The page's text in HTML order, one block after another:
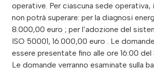
operative. Per ciascuna sede
non potrà superare: per la diagnosi
8.000,00 euro ; per l’adozione del
ISO 50001, 16.000,00 euro . Le
essere presentate fino alle ore 16:00 del
Le domande verranno esaminate sulla